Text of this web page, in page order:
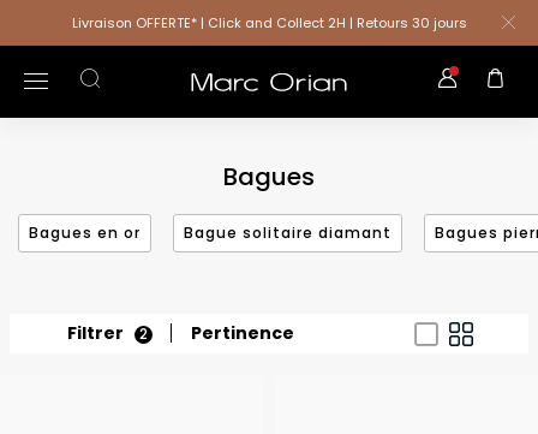
Livraison OFFERTE* | Click and Collect 2H | Retours 30 jours
Bagues
Bagues en or Bague solitaire diamant Bagues
Filtrer 2 Pertinence